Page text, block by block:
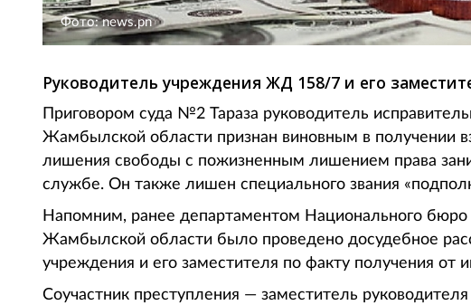
Фото: news.pn
Руководитель учреждения ЖД 158/7 и его
Приговором суда №2 Тараза руководитель
Жамбылской области признан виновным в получении
лишения свободы с пожизненным лишением права
службе. Он также лишен специального звания
Напомним, ранее департаментом Национального
Жамбылской области было проведено досудебное
учреждения и его заместителя по факту получения от
Соучастник преступления — заместитель